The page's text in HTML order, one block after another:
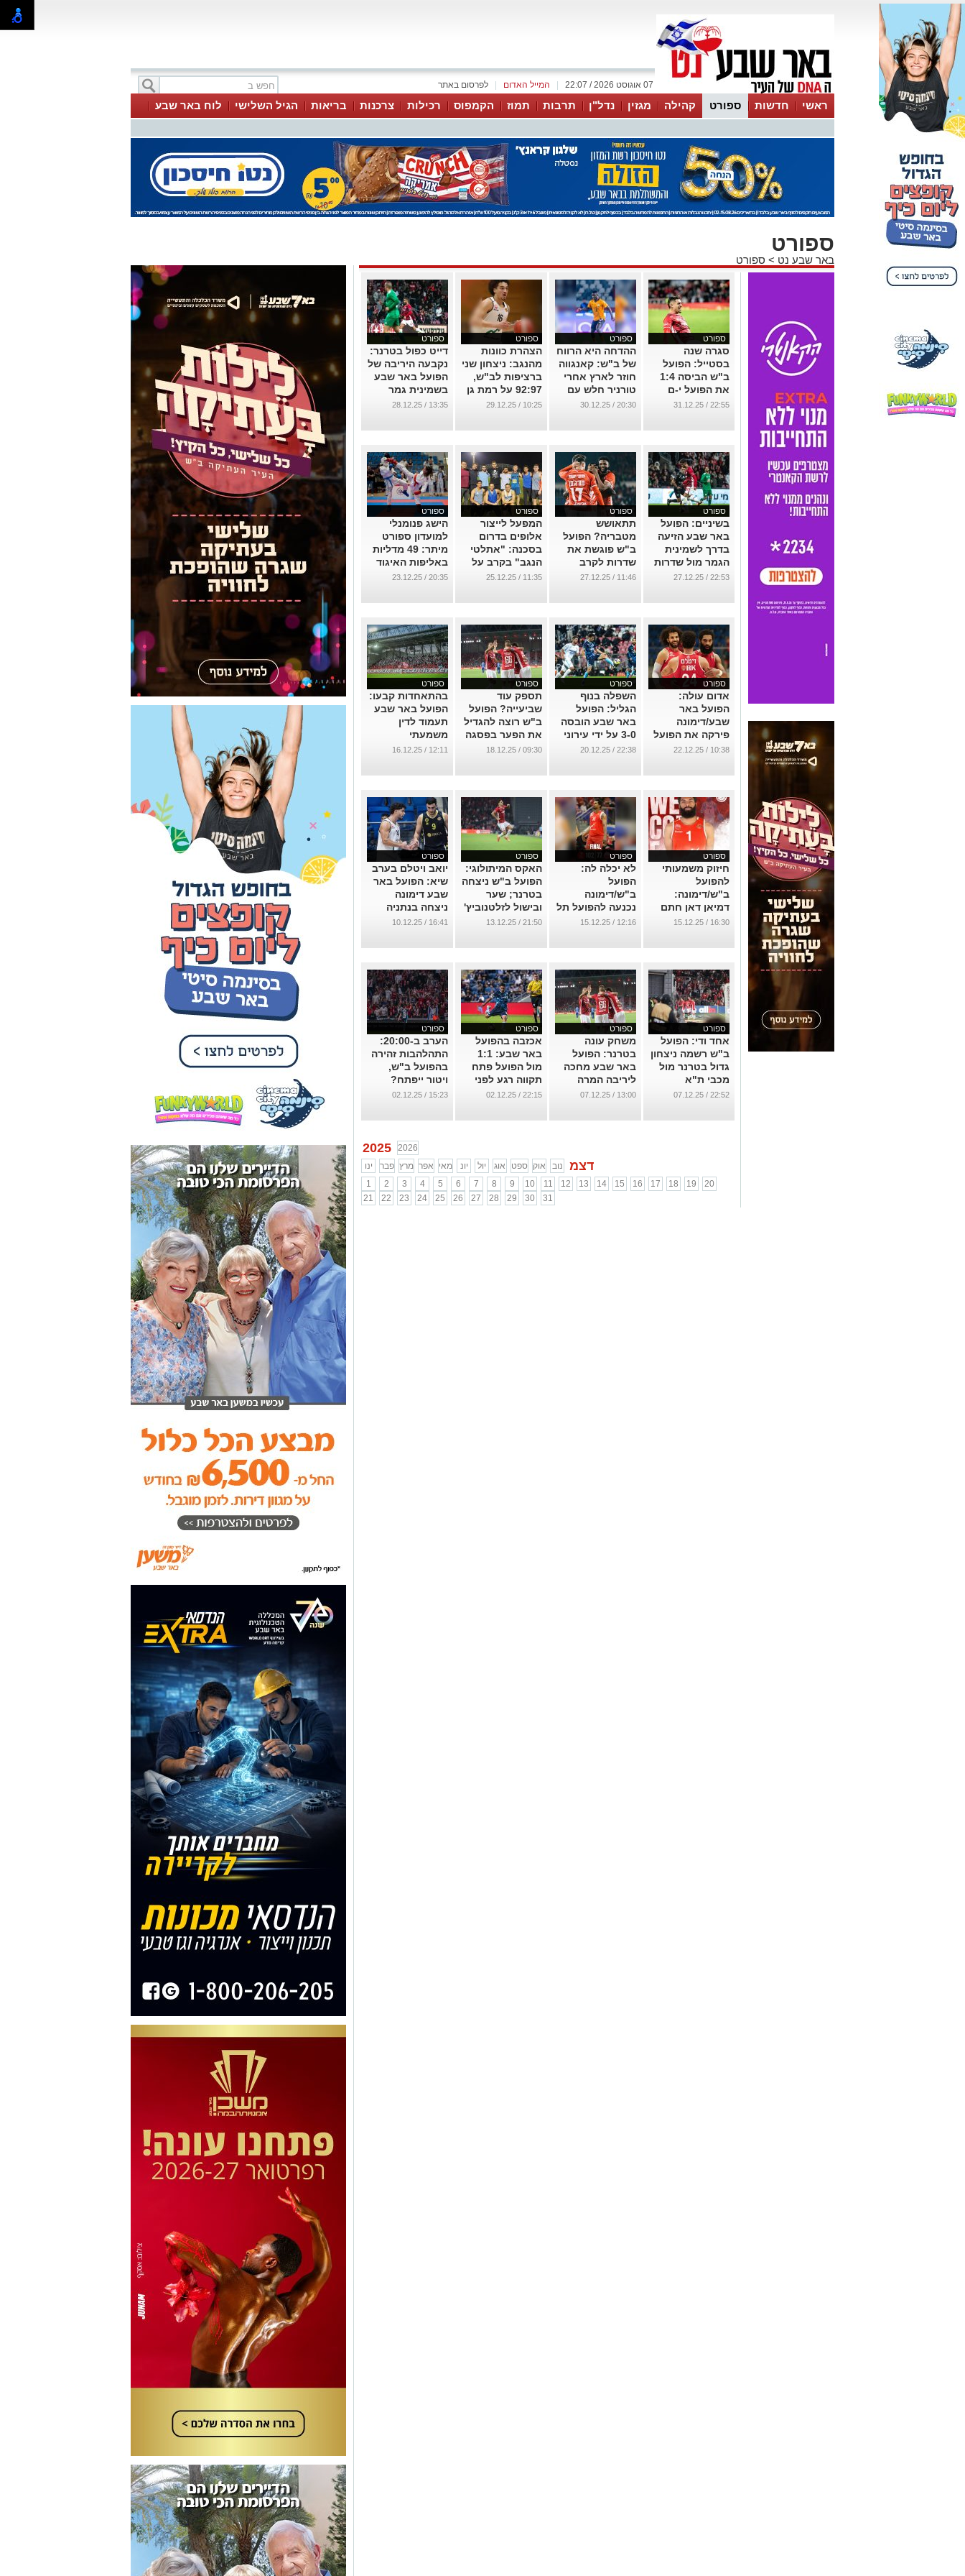
לפרסום באתר המייל האדום 07 אוגוסט 2026 / 22:07
ראשי חדשות ספורט קהילה מגזין נדל"ן תרבות תמוז הקמפוס רכילות צרכנות בריאות הגיל השלישי
לוח באר שבע
ספורט
באר שבע נט > ספורט
ספורט
סגרה שנה
בסטייל: הפועל
ב"ש הביסה 1:4
את הפועל י-ם
בטרנר
22:55 / 31.12.25
ספורט
ההדחה היא הרווח
של ב"ש: קאנגווה
חוזר לארץ אחרי
טורניר חלש עם
זמביה
20:30 / 30.12.25
ספורט
הצהרת כוונות
מהנגב: ניצחון שני
ברציפות לב"ש,
92:97 על רמת גן
...
10:25 / 29.12.25
ספורט
דייט כפול בטרנר:
נקבעה היריבה של
הפועל באר שבע
בשמינית גמר
הגביע
13:35 / 28.12.25
ספורט
בשיניים: הפועל
באר שבע הזיעה
בדרך לשמינית
הגמר מול שדרות
...
22:53 / 27.12.25
ספורט
תתאושש
מטבריה? הפועל
ב"ש פוגשת את
שדרות לקרב
קצוות בגביע
11:46 / 27.12.25
ספורט
המפעל לייצור
אלופים בדרום
בסכנה: "אתלטי
הנגב" בקרב על
העתיד
11:35 / 25.12.25
ספורט
הישג פנומנלי
למועדון ספורט
מיתר: 49 מדליות
באליפות האיגוד
בקראטה 2025
20:35 / 23.12.25
ספורט
אדום עולה:
הפועל באר
שבע/דימונה
פירקה את הפועל
ירושלים
10:38 / 22.12.25
ספורט
השפלה בנוף
הגליל: הפועל
באר שבע הובסה
3-0 על ידי עירוני
טבריה
22:38 / 20.12.25
ספורט
תספק עוד
שביעייה? הפועל
ב"ש רוצה להגדיל
את הפער בפסגה
...
09:30 / 18.12.25
ספורט
בהתאחדות קבעו:
הפועל באר שבע
תעמוד לדין
משמעתי
...
12:11 / 16.12.25
ספורט
חיזוק משמעותי
להפועל
ב"ש/דימונה:
דמיאן דאן חתם
ויצטרף מיד לסגל
16:30 / 15.12.25
ספורט
לא יכלה לה:
הפועל
ב"ש/דימונה
נכנעה להפועל תל
אביב בהיכל
...
12:16 / 15.12.25
ספורט
האקס המיתולוגי:
הפועל ב"ש ניצחה
בטרנר; שער
ובישול לזלטנוביץ'
...
21:50 / 13.12.25
ספורט
יואב ויטלם בערב
שיא: הפועל באר
שבע דימונה
ניצחה בנתניה
וחוזרת למומנטום
...
16:41 / 10.12.25
ספורט
אחד ודי: הפועל
ב"ש רשמה ניצחון
גדול בטרנר מול
מכבי ת"א
...
22:52 / 07.12.25
ספורט
משחק עונה
בטרנר: הפועל
באר שבע מחכה
ליריבה המרה
שלה
13:00 / 07.12.25
ספורט
אכזבה בהפועל
באר שבע: 1:1
מול הפועל פתח
תקווה רגע לפני
משחק העונה
22:15 / 02.12.25
ספורט
הערב ב-20:00:
התהלהבות זהירה
בהפועל ב"ש,
ויטור ייפתח?
...
15:23 / 02.12.25
2025
2026
ינו
פבר מרץ אפר מאי יונ יול אוג ספט אוק נוב דצמ
1 2 3 4 5 6 7 8 9 10 11 12 13 14 15 16 17 18 19
20
21
22 23 24 25 26 27 28 29 30 31